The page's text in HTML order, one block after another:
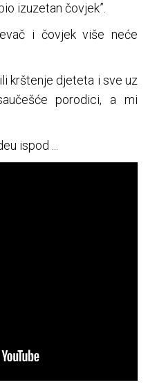
izuzetan čovjek”.
i čovjek više neće
krštenje djeteta i sve uz
porodici, a mi
ispod ...